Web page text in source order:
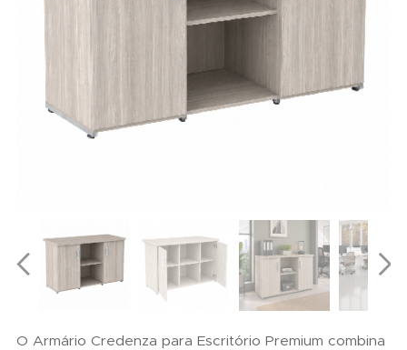
O Armário Credenza para Escritório Premium combina